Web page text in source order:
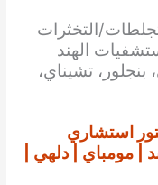
10 أطباء التجلطات/التخثرات
الهند
تشيناي،
استشاري
| مومباي | دلهي |